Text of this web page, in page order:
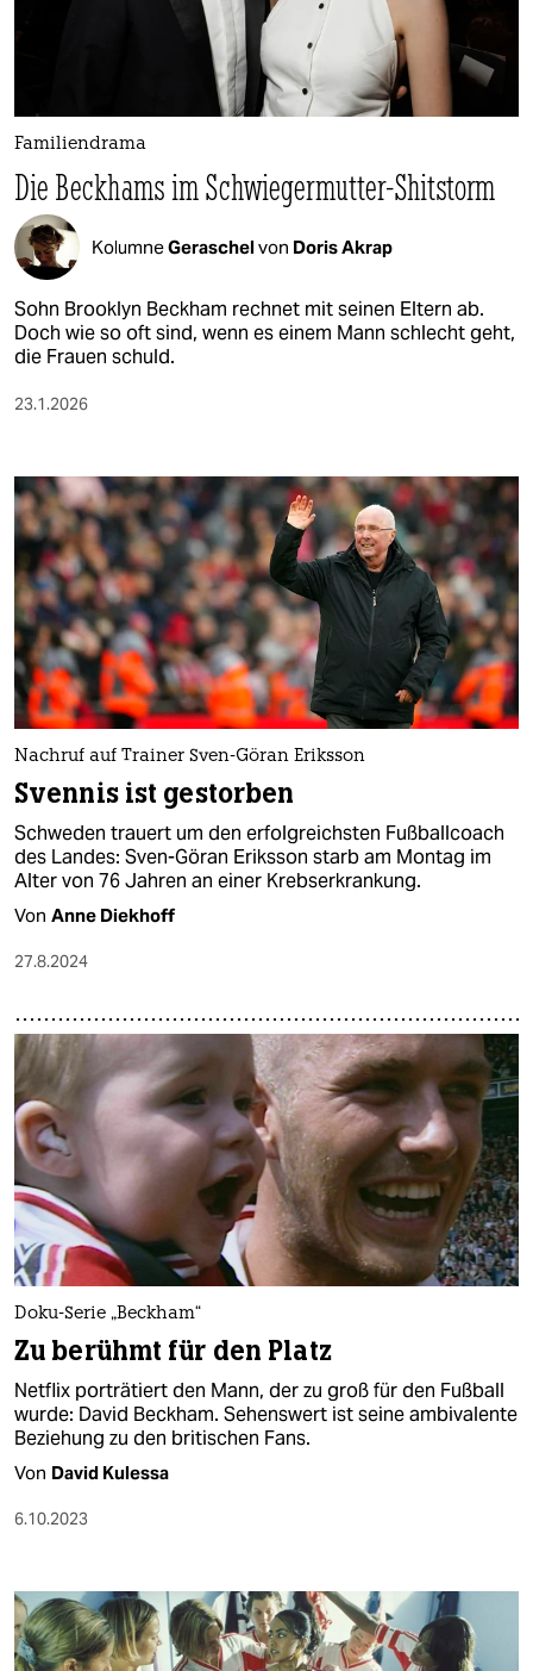
wahrheit
verlag
veranstaltungen
shop
fragen & hilfe
unterstützen
genossenschaft
epaper login
Familiendrama
Die Beckhams im Schwiegermutter­-Shitstorm
KolumneGeraschelvon Doris Akrap
Sohn Brooklyn Beckham rechnet mit seinen Eltern ab.
Doch wie so oft sind, wenn es einem Mann schlecht geht,
die Frauen schuld.
23.1.2026
Nachruf auf Trainer Sven-Göran Eriksson
Svennis ist gestorben
Schweden trauert um den erfolgreichsten Fußballcoach
des Landes: Sven-Göran Eriksson starb am Montag im
Alter von 76 Jahren an einer Krebserkrankung.
Von Anne Diekhoff
27.8.2024
Doku-Serie „Beckham“
Zu berühmt für den Platz
Netflix porträtiert den Mann, der zu groß für den Fußball
wurde: David Beckham. Sehenswert ist seine ambivalente
Beziehung zu den britischen Fans.
Von David Kulessa
6.10.2023